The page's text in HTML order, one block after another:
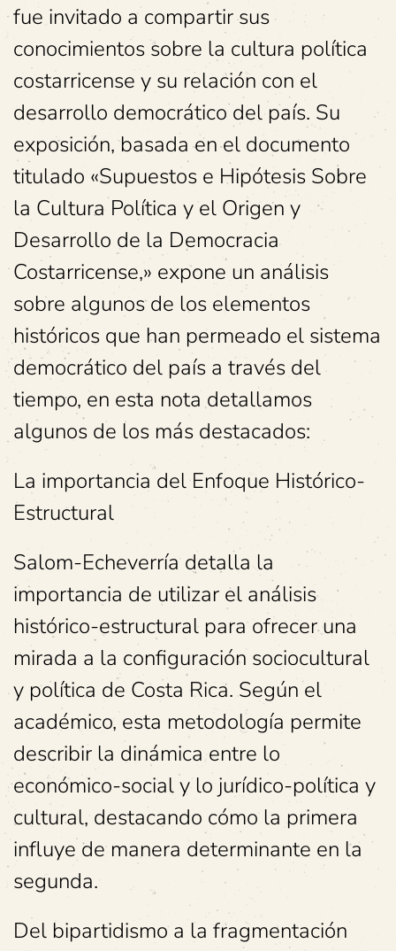
fue invitado a compartir sus
conocimientos sobre la cultura política
costarricense y su relación con el
desarrollo democrático del país. Su
exposición, basada en el documento
titulado «Supuestos e Hipótesis Sobre
la Cultura Política y el Origen y
Desarrollo de la Democracia
Costarricense,» expone un análisis
sobre algunos de los elementos
históricos que han permeado el sistema
democrático del país a través del
tiempo, en esta nota detallamos
algunos de los más destacados:
La importancia del Enfoque Histórico-
Estructural
Salom-Echeverría detalla la
importancia de utilizar el análisis
histórico-estructural para ofrecer una
mirada a la configuración sociocultural
y política de Costa Rica. Según el
académico, esta metodología permite
describir la dinámica entre lo
económico-social y lo jurídico-política y
cultural, destacando cómo la primera
influye de manera determinante en la
segunda.
Del bipartidismo a la fragmentación